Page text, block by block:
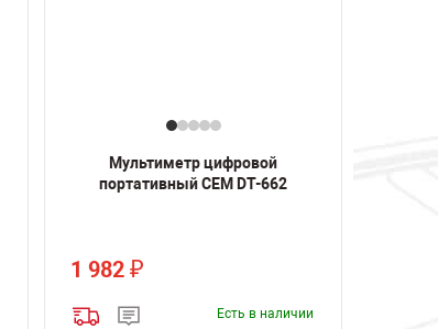
Мультиметр цифровой
портативный CEM DT-662
1 982₽
Есть в наличии